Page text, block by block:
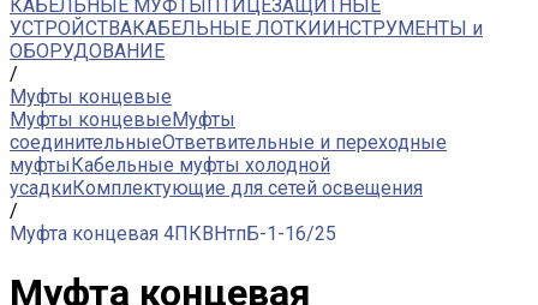
КАБЕЛЬНЫЕ МУФТЫПТИЦЕЗАЩИТНЫЕ
УСТРОЙСТВАКАБЕЛЬНЫЕ ЛОТКИИНСТРУМЕНТЫ и
ОБОРУДОВАНИЕ
/
Муфты концевые
Муфты концевыеМуфты
соединительныеОтветвительные и переходные
муфтыКабельные муфты холодной
усадкиКомплектующие для сетей освещения
/
Муфта концевая 4ПКВНтпБ-1-16/25
Муфта концевая